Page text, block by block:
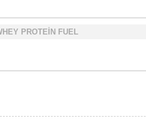
PROTEİN FUEL